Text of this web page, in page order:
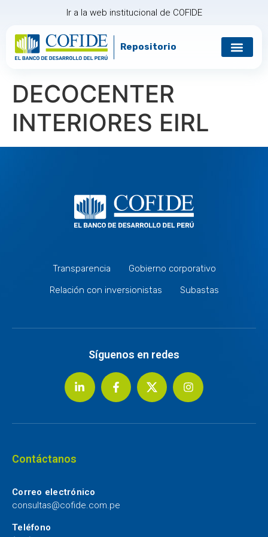
Ir a la web institucional de COFIDE
Repositorio
DECOCENTER
INTERIORES EIRL
Transparencia
Gobierno corporativo
Relación con inversionistas
Subastas
Síguenos en redes
Contáctanos
Correo electrónico
consultas@cofide.com.pe
Teléfono